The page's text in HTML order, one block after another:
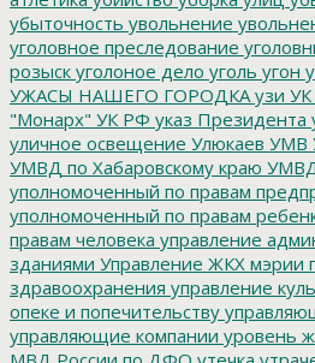
убыточность увольнение
уголовное преследование
розыск уголоное дело уголь угон
УЖАСЫ НАШЕГО ГОРОДКА узи УК
"Монарх" УК РФ указ Президента
уличное освещение Улюкаев УМВ
УМВД по Хабаровскому краю
уполномоченный по правам
уполномоченный по правам
правам человека управление
зданиями Управление ЖКХ мэрии
здравоохранения управление
опеке и попечительству
управляющие компании уровень